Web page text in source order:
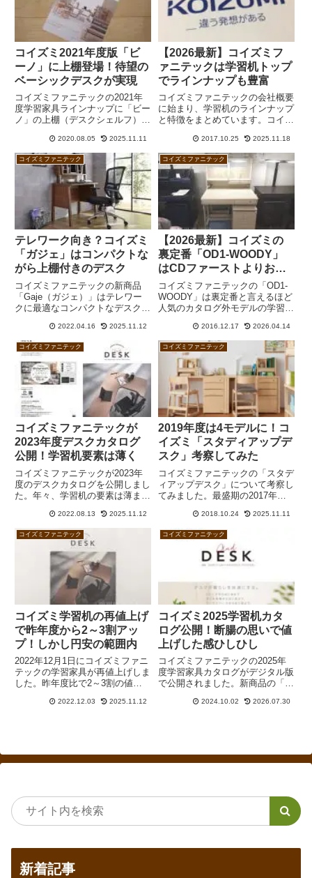
コイズミ2021年度版「ビ
ーノ」に上棚登場！待望の
ベーシックデスクが実現
コイズミファニテックの2021年
度学習家具ラインナップに「ビー
ノ」の上棚（デスクシェルフ）が
の2サイズで、それぞれデスクと
組み合わせればベーシックデスク
に仕立てることができます。ほ
か、デコプリのステップアップデ
スクがカタログに復活していま
2020.08.05 2025.11.11
【2026最新】コイズミフ
ァニテックは学習机トップ
でラインナップも豊富
コイズミファニテックの会社概要
に始まり、学習机のラインナップ
と特徴をまとめています。コイズ
プシェアを誇り、ラインナップが
非常に充実しています。デスクラ
イトやオリジナルのデスクも魅力
的です。安く買う方法も解説しま
2017.10.25 2025.11.18
コイズミファニテック
テレワーク向き？コイズミ
「ガジェ」はコンパクトな
がら上棚付きのデスク
コイズミファニテックの新商品
「Gaje（ガジェ）」はテレワー
クに最適なコンパクトなデスクで
サイドラックが用意されていて、
ペンやスマホ、ノートパソコンな
どを収納するのにちょっと気の利
いた感じのするガジェットと言え
そうです。
2022.04.16 2025.11.12
コイズミファニテック
【2026最新】コイズミの
裏定番「OD1-WOODY」
はCDファーストよりお買
い得！
コイズミファニテックの「OD1-
WOODY」は裏定番と言えるほど
人気のカタログ外モデルの学習机
622,623,624,625、ロータイプの
ODF-522,523,524,525がありま
す。ルームズ大正堂、島忠ホーム
ズ、ルームデコかねたや、東京イ
ンテリア家具、ファニチャードー
ムなどで販売しています。ナフコ
21スタイルにはデスクライトを
SB-545にバージョンアップした
NODF-307,308,309があります。
CDファーストやコンパクトより
もお買い得だと個人的には思いま
す。
2016.12.17 2026.04.14
コイズミファニテック
コイズミファニテックが
2023年度デスクカタログ
公開！学習机要素は薄く
コイズミファニテックが2023年
度のデスクカタログを公開しまし
た。年々、学習机の要素は薄ま
いると感じます。デスクの値上げ
率は概ね10～20％です。
2022.08.13 2025.11.12
コイズミファニテック
2019年度は4モデルに！コ
イズミ「スタディアップデ
スク」考察してみた
コイズミファニテックの「スタデ
ィアップデスク」について考察し
てみました。最盛期の2017年度
あったのが、2019年度は4モデ
ル、計計6バリエーションに激減
しています。これは人気がなくな
ったというよりは、奥行55cmの
デスクが他にも増えたうえ、10
かったということだと思います。
2018.10.24 2025.11.11
コイズミファニテック
コイズミ学習机の再値上げ
で昨年度から2～3割アッ
プ！しかし円安の範囲内
2022年12月1日にコイズミファニ
テックの学習家具が再値上げしま
した。昨年度比で2～3割の値上
どで円安も30％ほど進んでいま
2022.12.03 2025.11.12
コイズミファニテック
コイズミ2025学習机カタ
ログ公開！断腸の思いで値
上げした感ひしひし
コイズミファニテックの2025年
度学習家具カタログがデジタル版
で公開されました。新商品の「ム
ス」については既報の通り。今回
2024.10.02 2026.07.30
新着記事